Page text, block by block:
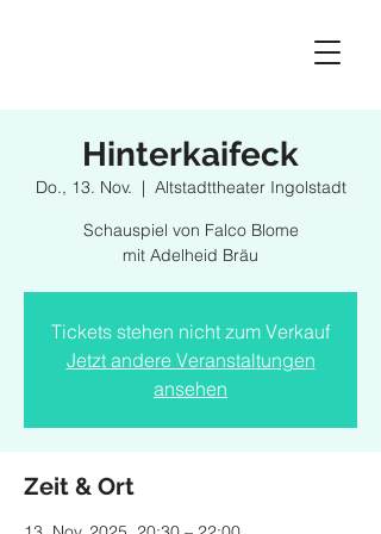
Hinterkaifeck
Do., 13. Nov.
  |
Altstadttheater Ingolstadt
Schauspiel von Falco Blome
mit Adelheid Bräu
Tickets stehen nicht zum Verkauf
Jetzt andere Veranstaltungen
ansehen
Zeit & Ort